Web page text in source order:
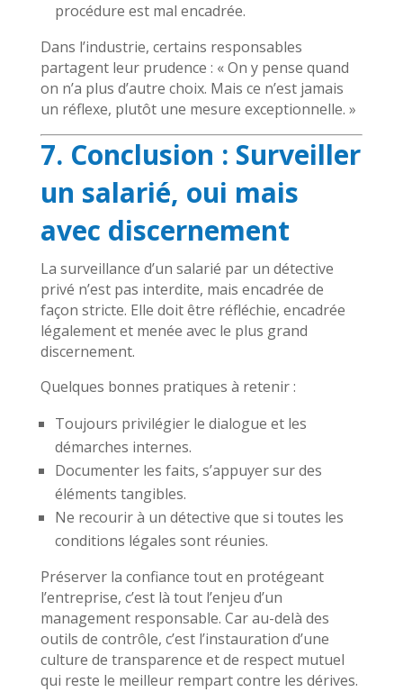
procédure est mal encadrée.
Dans l’industrie, certains responsables
partagent leur prudence : « On y pense quand
on n’a plus d’autre choix. Mais ce n’est jamais
un réflexe, plutôt une mesure exceptionnelle. »
7. Conclusion : Surveiller
un salarié, oui mais
avec discernement
La surveillance d’un salarié par un détective
privé n’est pas interdite, mais encadrée de
façon stricte. Elle doit être réfléchie, encadrée
légalement et menée avec le plus grand
discernement.
Quelques bonnes pratiques à retenir :
Toujours privilégier le dialogue et les
démarches internes.
Documenter les faits, s’appuyer sur des
éléments tangibles.
Ne recourir à un détective que si toutes les
conditions légales sont réunies.
Préserver la confiance tout en protégeant
l’entreprise, c’est là tout l’enjeu d’un
management responsable. Car au-delà des
outils de contrôle, c’est l’instauration d’une
culture de transparence et de respect mutuel
qui reste le meilleur rempart contre les dérives.